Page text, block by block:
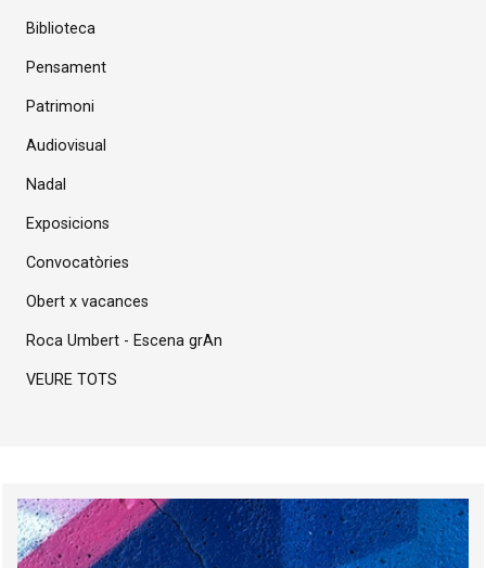
Biblioteca
Pensament
Patrimoni
Audiovisual
Nadal
Exposicions
Convocatòries
Obert x vacances
Roca Umbert - Escena grAn
VEURE TOTS